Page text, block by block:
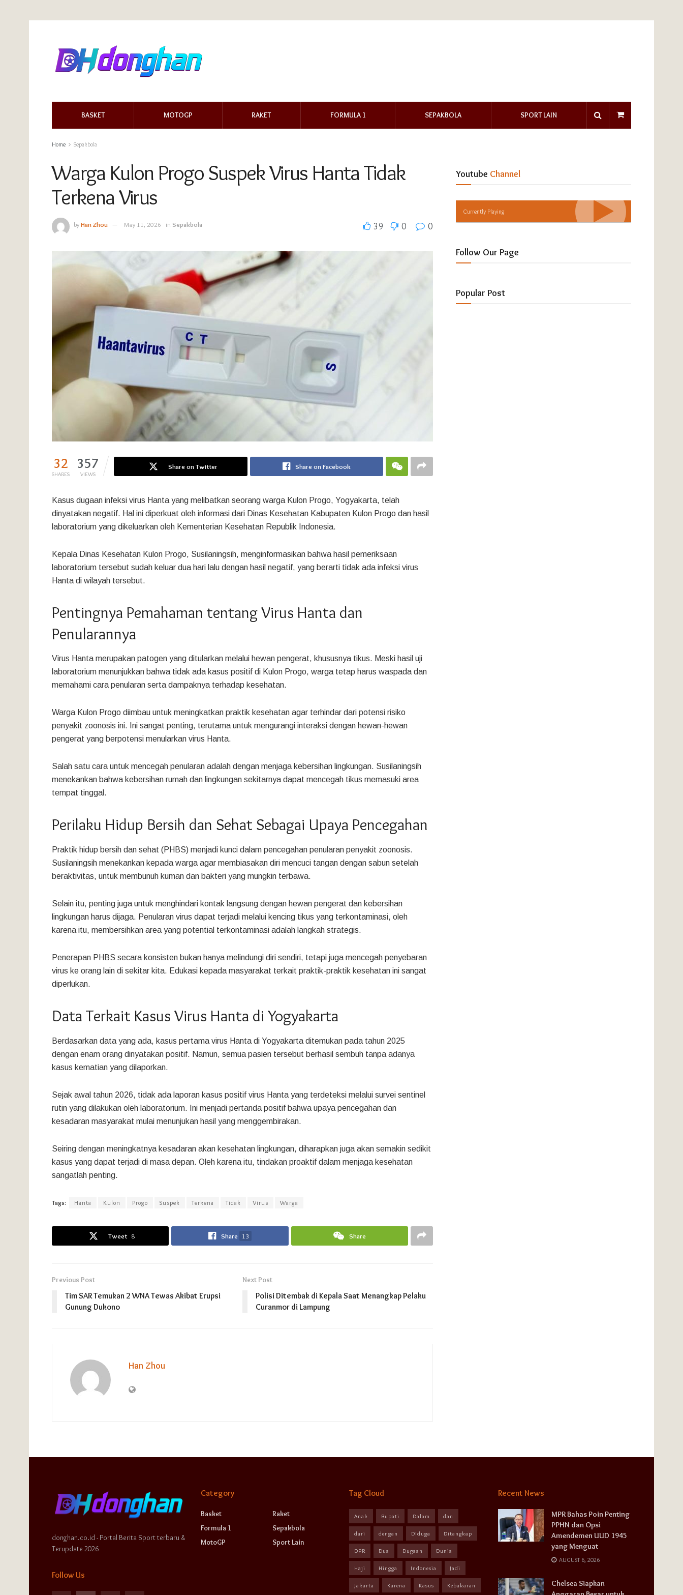
BASKET MOTOGP RAKET FORMULA 1 SEPAKBOLA SPORT LAIN
Home Sepakbola
Warga Kulon Progo Suspek Virus Hanta Tidak
Terkena Virus
byHan Zhou May 11, 2026 in Sepakbola 39 0 0
32
SHARES
357
VIEWS
Share on Twitter Share on Facebook
Kasus dugaan infeksi virus Hanta yang melibatkan seorang warga Kulon Progo, Yogyakarta, telah
dinyatakan negatif. Hal ini diperkuat oleh informasi dari Dinas Kesehatan Kabupaten Kulon Progo dan hasil
laboratorium yang dikeluarkan oleh Kementerian Kesehatan Republik Indonesia.
Kepala Dinas Kesehatan Kulon Progo, Susilaningsih, menginformasikan bahwa hasil pemeriksaan
laboratorium tersebut sudah keluar dua hari lalu dengan hasil negatif, yang berarti tidak ada infeksi virus
Hanta di wilayah tersebut.
Pentingnya Pemahaman tentang Virus Hanta dan
Penularannya
Virus Hanta merupakan patogen yang ditularkan melalui hewan pengerat, khususnya tikus. Meski hasil uji
laboratorium menunjukkan bahwa tidak ada kasus positif di Kulon Progo, warga tetap harus waspada dan
memahami cara penularan serta dampaknya terhadap kesehatan.
Warga Kulon Progo diimbau untuk meningkatkan praktik kesehatan agar terhindar dari potensi risiko
penyakit zoonosis ini. Ini sangat penting, terutama untuk mengurangi interaksi dengan hewan-hewan
pengerat yang berpotensi menularkan virus Hanta.
Salah satu cara untuk mencegah penularan adalah dengan menjaga kebersihan lingkungan. Susilaningsih
menekankan bahwa kebersihan rumah dan lingkungan sekitarnya dapat mencegah tikus memasuki area
tempat tinggal.
Perilaku Hidup Bersih dan Sehat Sebagai Upaya Pencegahan
Praktik hidup bersih dan sehat (PHBS) menjadi kunci dalam pencegahan penularan penyakit zoonosis.
Susilaningsih menekankan kepada warga agar membiasakan diri mencuci tangan dengan sabun setelah
beraktivitas, untuk membunuh kuman dan bakteri yang mungkin terbawa.
Selain itu, penting juga untuk menghindari kontak langsung dengan hewan pengerat dan kebersihan
lingkungan harus dijaga. Penularan virus dapat terjadi melalui kencing tikus yang terkontaminasi, oleh
karena itu, membersihkan area yang potential terkontaminasi adalah langkah strategis.
Penerapan PHBS secara konsisten bukan hanya melindungi diri sendiri, tetapi juga mencegah penyebaran
virus ke orang lain di sekitar kita. Edukasi kepada masyarakat terkait praktik-praktik kesehatan ini sangat
diperlukan.
Data Terkait Kasus Virus Hanta di Yogyakarta
Berdasarkan data yang ada, kasus pertama virus Hanta di Yogyakarta ditemukan pada tahun 2025
dengan enam orang dinyatakan positif. Namun, semua pasien tersebut berhasil sembuh tanpa adanya
kasus kematian yang dilaporkan.
Sejak awal tahun 2026, tidak ada laporan kasus positif virus Hanta yang terdeteksi melalui survei sentinel
rutin yang dilakukan oleh laboratorium. Ini menjadi pertanda positif bahwa upaya pencegahan dan
kesadaran masyarakat mulai menunjukan hasil yang menggembirakan.
Seiring dengan meningkatnya kesadaran akan kesehatan lingkungan, diharapkan juga akan semakin sedikit
kasus yang dapat terjadi di masa depan. Oleh karena itu, tindakan proaktif dalam menjaga kesehatan
sangatlah penting.
Tags: Hanta Kulon Progo Suspek Terkena Tidak Virus Warga
Tweet 8 Share 13 Share
Previous Post
Tim SAR Temukan 2 WNA Tewas Akibat Erupsi
Gunung Dukono
Next Post
Polisi Ditembak di Kepala Saat Menangkap Pelaku
Curanmor di Lampung
Han Zhou
Youtube Channel
Currently Playing
Follow Our Page
Popular Post
donghan.co.id - Portal Berita Sport terbaru &
Terupdate 2026
Follow Us
Category
Basket
Formula 1
MotoGP
Raket
Sepakbola
Sport Lain
Tag Cloud
Anak Bupati Dalam dan
dari dengan Diduga Ditangkap
DPR Dua Dugaan Dunia
Haji Hingga Indonesia Jadi
Jakarta Karena Kasus Kebakaran
Recent News
MPR Bahas Poin Penting
PPHN dan Opsi
Amendemen UUD 1945
yang Menguat
AUGUST 6, 2026
Chelsea Siapkan